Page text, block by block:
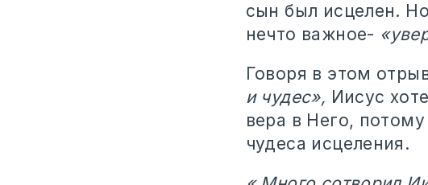
сын был исцелен.
нечто важное-
Говоря в этом
и чудес», Иисус
вера в Него,
чудеса исцеления.